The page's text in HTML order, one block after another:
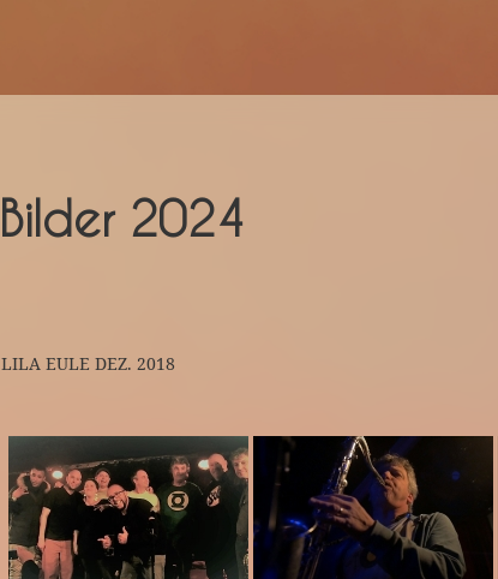
Bilder 2024
LILA EULE DEZ. 2018